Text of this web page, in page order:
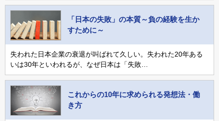
「日本の失敗」の本質～負の経験を生か
すために～
失われた日本企業の衰退が叫ばれて久しい。失われた20年ある
いは30年といわれるが、なぜ日本は「失敗…
これからの10年に求められる発想法・働
き方